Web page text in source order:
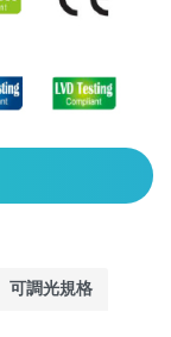
可調光規格